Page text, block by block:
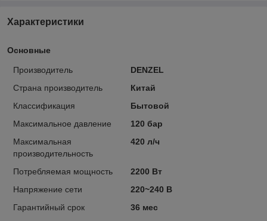
Характеристики
Основные
Производитель
DENZEL
Страна производитель
Китай
Классификация
Бытовой
Максимальное давление
120 бар
Максимальная
производительность
420 л/ч
Потребляемая мощность
2200 Вт
Напряжение сети
220~240 В
Гарантийный срок
36 мес